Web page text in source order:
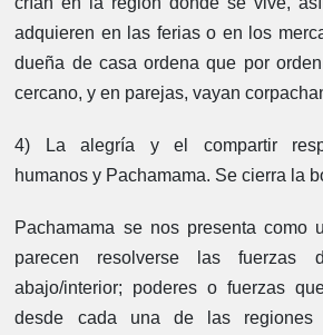
adquieren en las ferias o en los
dueña de casa ordena que por
cercano, y en parejas, vayan
4) La alegría y el compartir
humanos y Pachamama. Se cierra la
Pachamama se nos presenta como
parecen resolverse las fuerzas
abajo/interior; poderes o fuerzas
desde cada una de las regiones